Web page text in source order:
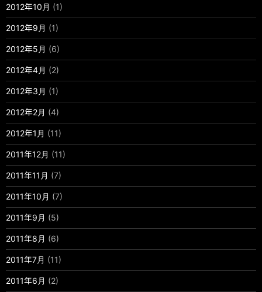
2012年10月 (1)
2012年9月 (1)
2012年5月 (6)
2012年4月 (2)
2012年3月 (1)
2012年2月 (4)
2012年1月 (11)
2011年12月 (11)
2011年11月 (7)
2011年10月 (7)
2011年9月 (5)
2011年8月 (6)
2011年7月 (11)
2011年6月 (2)